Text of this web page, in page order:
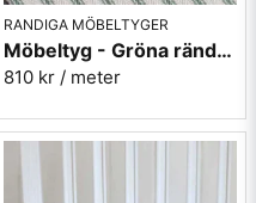
RANDIGA MÖBELTYGER
Möbeltyg - Gröna ränder - Ellinor nr.70
810 kr / meter